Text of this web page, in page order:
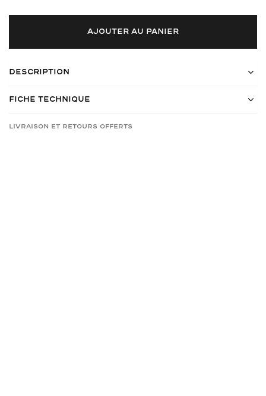
AJOUTER AU PANIER
Description
Fiche Technique
Livraison et retours offerts